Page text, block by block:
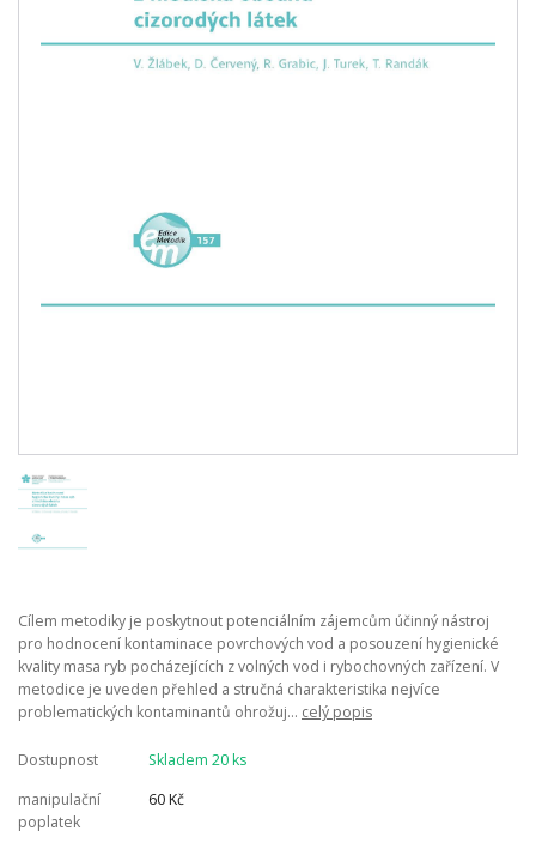
Cílem metodiky je poskytnout potenciálním zájemcům účinný nástroj
pro hodnocení kontaminace povrchových vod a posouzení hygienické
kvality masa ryb pocházejících z volných vod i rybochovných zařízení. V
metodice je uveden přehled a stručná charakteristika nejvíce
problematických kontaminantů ohrožuj... celý popis
Dostupnost
Skladem 20 ks
manipulační
poplatek
60 Kč